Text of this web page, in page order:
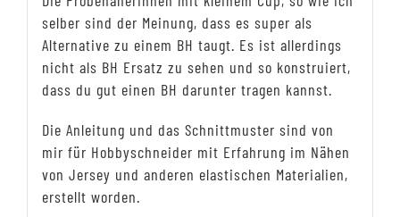
selber sind der Meinung, dass es super als
Alternative zu einem BH taugt. Es ist allerdings
nicht als BH Ersatz zu sehen und so konstruiert,
dass du gut einen BH darunter tragen kannst.
Die Anleitung und das Schnittmuster sind von
mir für Hobbyschneider mit Erfahrung im Nähen
von Jersey und anderen elastischen Materialien,
erstellt worden.